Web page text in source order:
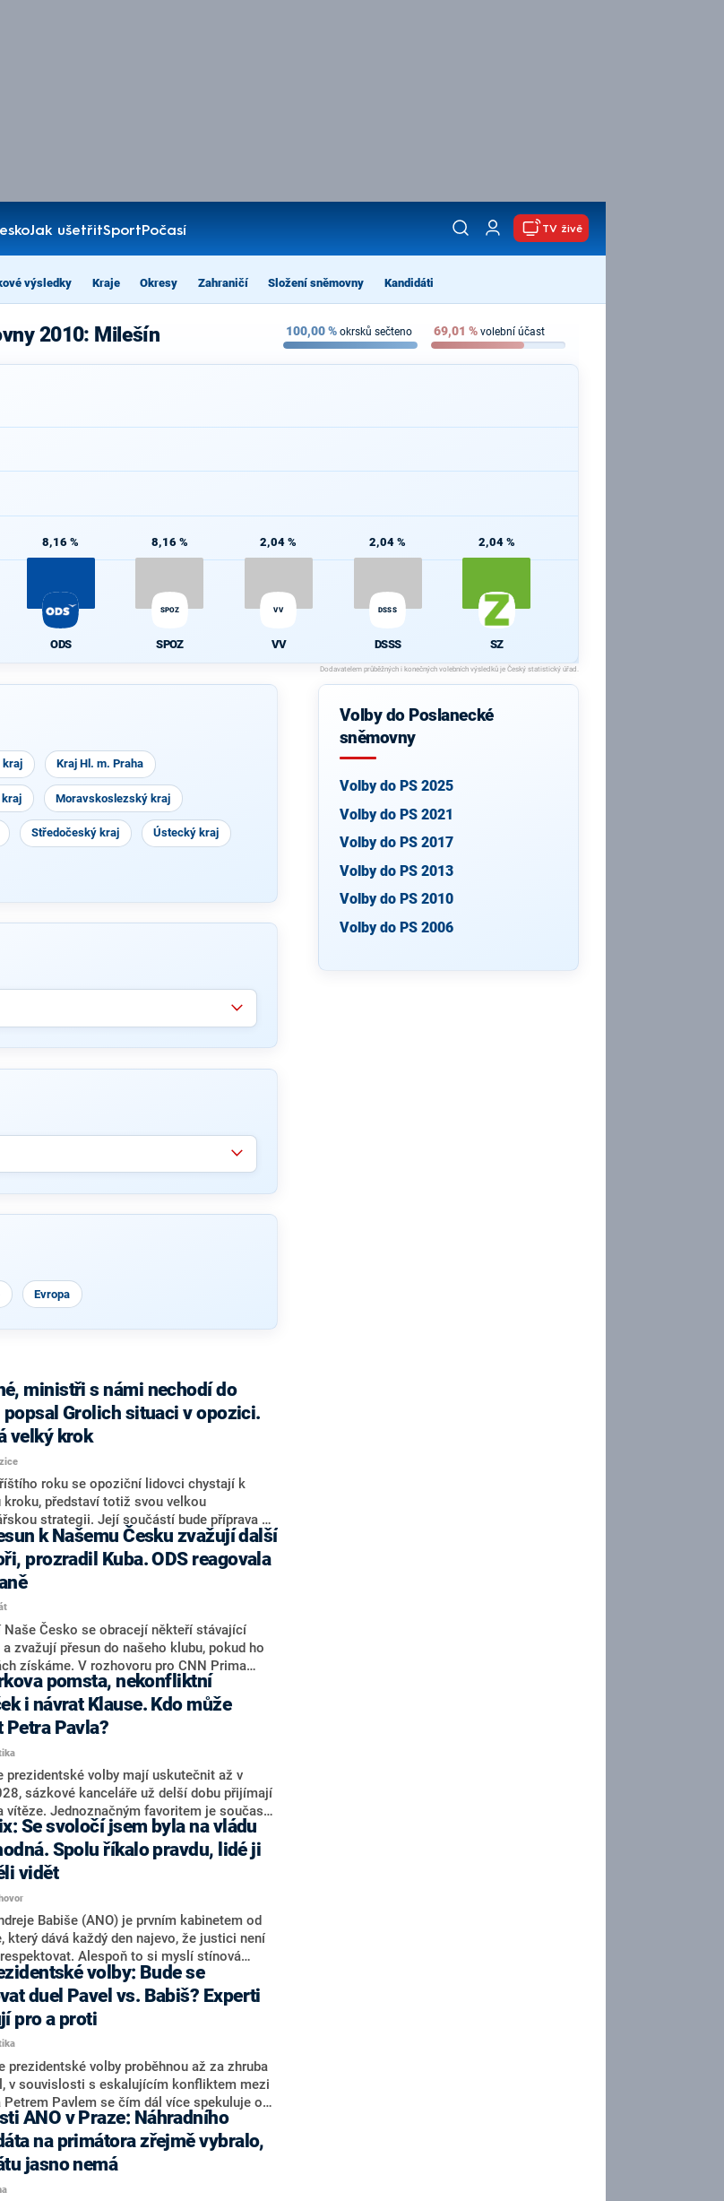
Jak ušetřitSportPočasí
TV živě
výsledky Kraje Okresy Zahraničí Složení sněmovny Kandidáti
2010: Milešín 100,00% okrsků sečteno 69,01 % volební účast
8,16 %
ODS
8,16 %
SPOZ
SPOZ
2,04 %
VV
VV
2,04 %
DSSS
DSSS
2,04 %
SZ
kraj Kraj Hl. m. Praha
kraj Moravskoslezský kraj
Středočeský kraj Ústecký kraj
Evropa
ministři s námi nechodí do
popsal Grolich situaci v opozici.
velký krok
roku se opoziční lidovci chystají k
kroku, představí totiž svou velkou
strategii. Její součástí bude příprava na
řekl ve středu na setkání s novináři
lidovců Jan Grolich. Ten zároveň v
volbách kandiduje ve Vyškově. Popsal i
o níž vládní strany nebo političtí
mluví jako o slabé a v defenzivě. „Je to
upozorňovat na chyby vlády. Ministři s
nechodí do debat. Chceme ale ukazovat
odpověděl Grolich na dotaz CNN Prima
prozradil Kuba. ODS reagovala
Naše Česko se obracejí někteří stávající
zvažují přesun do našeho klubu, pokud ho
získáme. V rozhovoru pro CNN Prima
řekl zakladatel hnutí a jihočeský hejtman
Konkrétní nebyl, ale získat by takto mohl
senátora Zdeňka Hrabu, který je dnes
ODS a TOP 09. Hraba to na dotaz
Předseda klubu senátorů ODS
redakci řekl, že počítá s odchodem
senátorů z klubu a že Naše Česko není
soupeř.
i návrat Klause. Kdo může
Petra Pavla?
prezidentské volby mají uskutečnit až v
sázkové kanceláře už delší dobu přijímají
vítěze. Jednoznačným favoritem je současná
Petr Pavel. Daleko za ním pak bookmakeři
výrazné politiky ANO, tedy premiéra
a ministra průmyslu Karla Havlíčka.
tipem samotných sázkařů je poslanec za
Filip Turek. Politolog Jan Kubáček nicméně
kandidatuře kohokoliv ze zmíněné trojice
Podle něj současná koalice dosud
která by Pavlovi mohla konkurovat.
Se svoločí jsem byla na vládu
Spolu říkalo pravdu, lidé ji
vidět
Babiše (ANO) je prvním kabinetem od
který dává každý den najevo, že justici není
Alespoň to si myslí stínová
spravedlnosti ODS Eva Decroix. V
pro CNN Prima NEWS si nebrala servítky
politického výkonu svého nástupce Jeronýma
ANO) či vládní zmocněnkyně pro lidská
Malé (ANO). Označením „svoloč“ na
prý byla ještě hodná. Decroix se také
porážce koalice Spolu či promluvila o
Česko Martina Kuby.
duel Pavel vs. Babiš? Experti
pro a proti
prezidentské volby proběhnou až za zhruba
v souvislosti s eskalujícím konfliktem mezi
Petrem Pavlem se čím dál více spekuluje o
by do bitvy o Hrad mohla vyslat současná
političtí komentátoři znovu vytahují
Andreje Babiše (ANO). Jak moc je
že se v prezidentských volbách 2028
opakovat souboj z roku 2023?
ANO v Praze: Náhradního
na primátora zřejmě vybralo,
jasno nemá
Volby do Poslanecké
sněmovny
Volby do PS 2025
Volby do PS 2021
Volby do PS 2017
Volby do PS 2013
Volby do PS 2010
Volby do PS 2006